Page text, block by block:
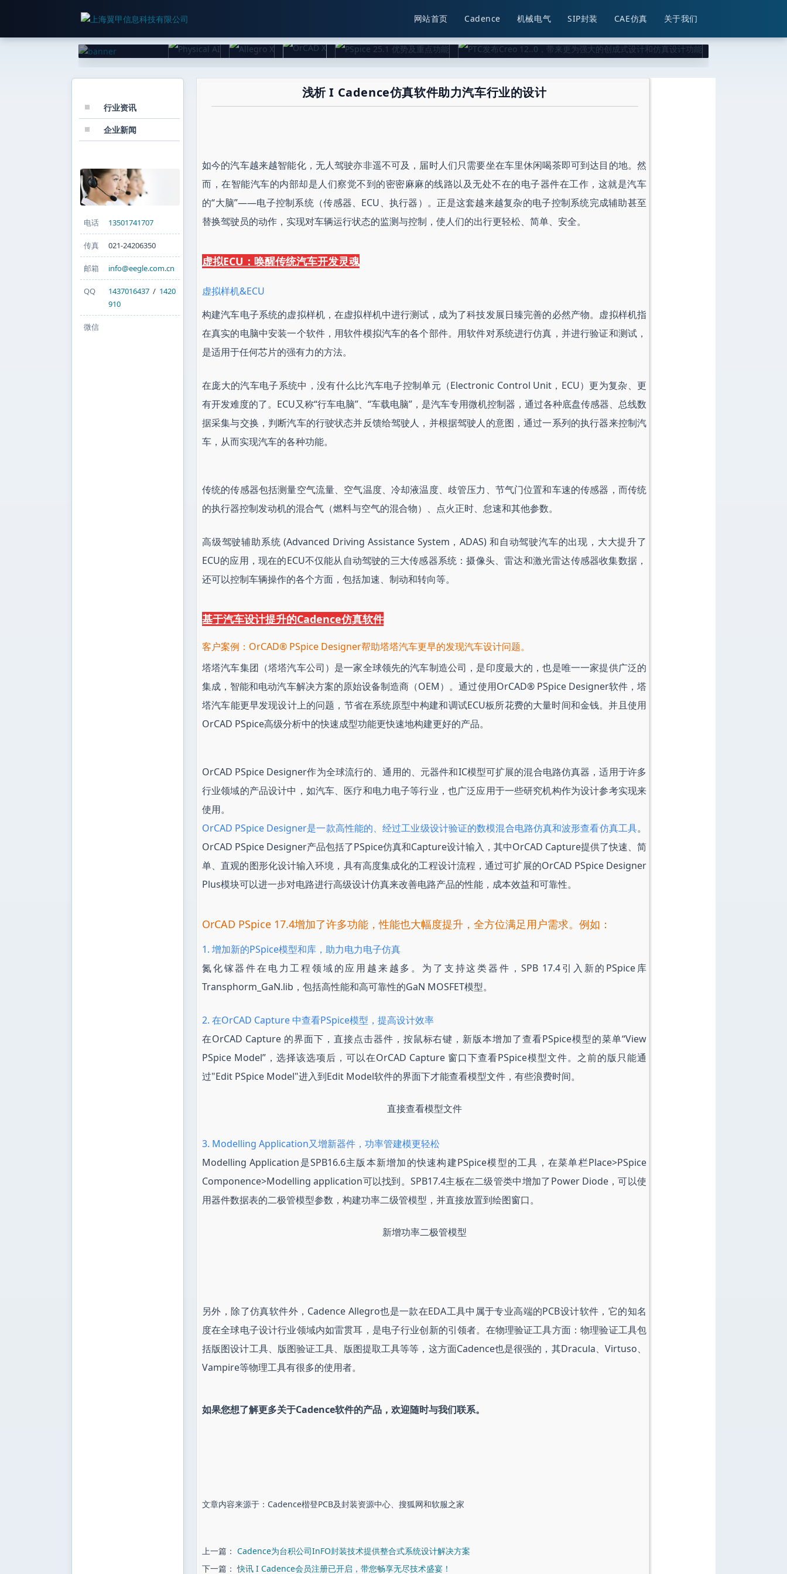
网站首页 Cadence 机械电气 SIP封装 CAE仿真 关于我们
行业资讯
企业新闻
电话 13501741707
传真 021-24206350
邮箱 info@eegle.com.cn
QQ 1437016437/ 1420
910
微信
浅析 I Cadence仿真软件助力汽车行业的设计
如今的汽车越来越智能化，无人驾驶亦非遥不可及，届时人们只需要坐在车里休闲喝茶即可到达目的地。然
而，在智能汽车的内部却是人们察觉不到的密密麻麻的线路以及无处不在的电子器件在工作，这就是汽车
的“大脑”——电子控制系统（传感器、ECU、执行器）。正是这套越来越复杂的电子控制系统完成辅助甚至
替换驾驶员的动作，实现对车辆运行状态的监测与控制，使人们的出行更轻松、简单、安全。
虚拟ECU：唤醒传统汽车开发灵魂
虚拟样机&ECU
构建汽车电子系统的虚拟样机，在虚拟样机中进行测试，成为了科技发展日臻完善的必然产物。虚拟样机指
在真实的电脑中安装一个软件，用软件模拟汽车的各个部件。用软件对系统进行仿真，并进行验证和测试，
是适用于任何芯片的强有力的方法。
在庞大的汽车电子系统中，没有什么比汽车电子控制单元（Electronic Control Unit，ECU）更为复杂、更
有开发难度的了。ECU又称“行车电脑”、“车载电脑”，是汽车专用微机控制器，通过各种底盘传感器、总线数
据采集与交换，判断汽车的行驶状态并反馈给驾驶人，并根据驾驶人的意图，通过一系列的执行器来控制汽
车，从而实现汽车的各种功能。
传统的传感器包括测量空气流量、空气温度、冷却液温度、歧管压力、节气门位置和车速的传感器，而传统
的执行器控制发动机的混合气（燃料与空气的混合物）、点火正时、怠速和其他参数。
高级驾驶辅助系统 (Advanced Driving Assistance System，ADAS) 和自动驾驶汽车的出现，大大提升了
ECU的应用，现在的ECU不仅能从自动驾驶的三大传感器系统：摄像头、雷达和激光雷达传感器收集数据，
还可以控制车辆操作的各个方面，包括加速、制动和转向等。
基于汽车设计提升的Cadence仿真软件
客户案例：OrCAD® PSpice Designer帮助塔塔汽车更早的发现汽车设计问题。
塔塔汽车集团（塔塔汽车公司）是一家全球领先的汽车制造公司，是印度最大的，也是唯一一家提供广泛的
集成，智能和电动汽车解决方案的原始设备制造商（OEM）。通过使用OrCAD® PSpice Designer软件，塔
塔汽车能更早发现设计上的问题，节省在系统原型中构建和调试ECU板所花费的大量时间和金钱。并且使用
OrCAD PSpice高级分析中的快速成型功能更快速地构建更好的产品。
OrCAD PSpice Designer作为全球流行的、通用的、元器件和IC模型可扩展的混合电路仿真器，适用于许多
行业领域的产品设计中，如汽车、医疗和电力电子等行业，也广泛应用于一些研究机构作为设计参考实现来
使用。
OrCAD PSpice Designer是一款高性能的、经过工业级设计验证的数模混合电路仿真和波形查看仿真工具。
OrCAD PSpice Designer产品包括了PSpice仿真和Capture设计输入，其中OrCAD Capture提供了快速、简
单、直观的图形化设计输入环境，具有高度集成化的工程设计流程，通过可扩展的OrCAD PSpice Designer
Plus模块可以进一步对电路进行高级设计仿真来改善电路产品的性能，成本效益和可靠性。
OrCAD PSpice 17.4增加了许多功能，性能也大幅度提升，全方位满足用户需求。例如：
1. 增加新的PSpice模型和库，助力电力电子仿真
氮化镓器件在电力工程领域的应用越来越多。为了支持这类器件，SPB 17.4引入新的PSpice库
Transphorm_GaN.lib，包括高性能和高可靠性的GaN MOSFET模型。
2. 在OrCAD Capture 中查看PSpice模型，提高设计效率
在OrCAD Capture 的界面下，直接点击器件，按鼠标右键，新版本增加了查看PSpice模型的菜单“View
PSpice Model”，选择该选项后，可以在OrCAD Capture 窗口下查看PSpice模型文件。之前的版只能通
过"Edit PSpice Model"进入到Edit Model软件的界面下才能查看模型文件，有些浪费时间。
直接查看模型文件
3. Modelling Application又增新器件，功率管建模更轻松
Modelling Application是SPB16.6主版本新增加的快速构建PSpice模型的工具，在菜单栏Place>PSpice
Componence>Modelling application可以找到。SPB17.4主板在二级管类中增加了Power Diode，可以使
用器件数据表的二极管模型参数，构建功率二级管模型，并直接放置到绘图窗口。
新增功率二极管模型
另外，除了仿真软件外，Cadence Allegro也是一款在EDA工具中属于专业高端的PCB设计软件，它的知名
度在全球电子设计行业领域内如雷贯耳，是电子行业创新的引领者。在物理验证工具方面：物理验证工具包
括版图设计工具、版图验证工具、版图提取工具等等，这方面Cadence也是很强的，其Dracula、Virtuso、
Vampire等物理工具有很多的使用者。
如果您想了解更多关于Cadence软件的产品，欢迎随时与我们联系。
文章内容来源于：Cadence楷登PCB及封装资源中心、搜狐网和软服之家
上一篇： Cadence为台积公司InFO封装技术提供整合式系统设计解决方案
下一篇：快讯 I Cadence会员注册已开启，带您畅享无尽技术盛宴！